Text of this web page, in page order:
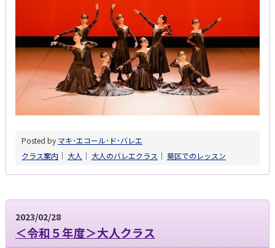
Posted by マキ･エコール･ド･バレエ
クラス案内│ 大人 │ 大人のバレエクラス │ 葵区でのレッスン
2023/02/28
＜令和５年度＞大人クラス